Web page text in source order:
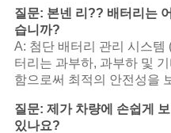
질문: 본넨 리?? 배터리는
습니까?
A: 첨단 배터리 관리 시스템
터리는 과부하, 과부하 및
함으로써 최적의 안전성을
질문: 제가 차량에 손쉽게
있나요?